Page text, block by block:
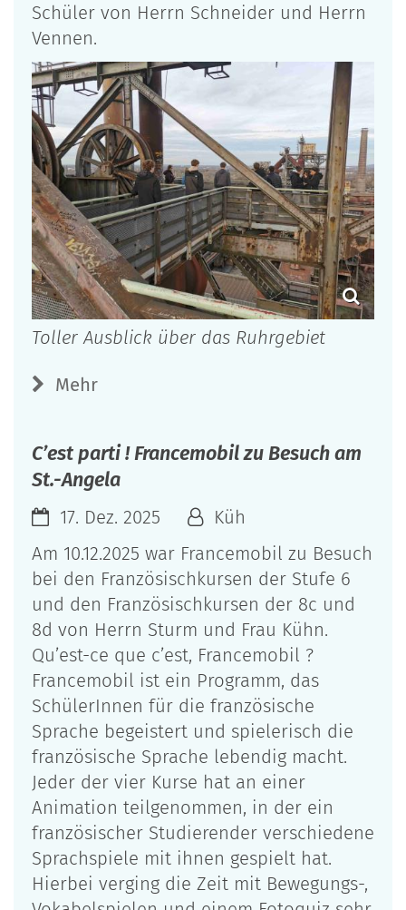
Schüler von Herrn Schneider und Herrn
Vennen.
Toller Ausblick über das Ruhrgebiet
Mehr
C’est parti ! Francemobil zu Besuch am
St.-Angela
17. Dez. 2025
Küh
Am 10.12.2025 war Francemobil zu Besuch
bei den Französischkursen der Stufe 6
und den Französischkursen der 8c und
8d von Herrn Sturm und Frau Kühn.
Qu’est-ce que c’est, Francemobil ?
Francemobil ist ein Programm, das
SchülerInnen für die französische
Sprache begeistert und spielerisch die
französische Sprache lebendig macht.
Jeder der vier Kurse hat an einer
Animation teilgenommen, in der ein
französischer Studierender verschiedene
Sprachspiele mit ihnen gespielt hat.
Hierbei verging die Zeit mit Bewegungs-,